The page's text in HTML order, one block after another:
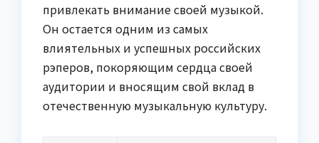
привлекать внимание своей музыкой.
Он остается одним из самых
влиятельных и успешных российских
рэперов, покоряющим сердца своей
аудитории и вносящим свой вклад в
отечественную музыкальную культуру.